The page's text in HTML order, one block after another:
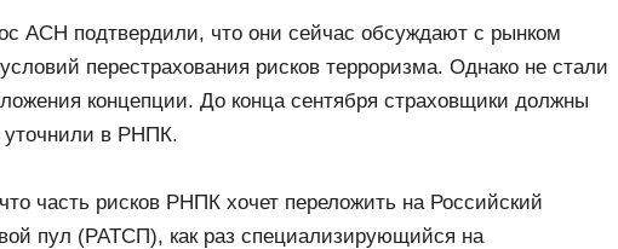
АСН подтвердили, что они сейчас обсуждают с рынком
перестрахования рисков терроризма. Однако не стали
концепции. До конца сентября страховщики должны
уточнили в РНПК.
часть рисков РНПК хочет переложить на Российский
пул (РАТСП), как раз специализирующийся на